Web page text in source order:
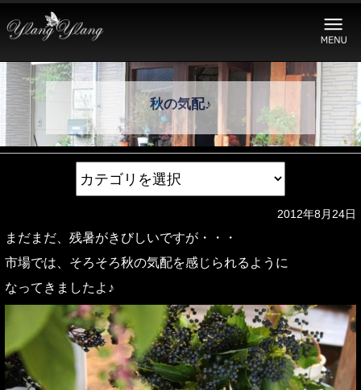
秋の気配♪
2012年8月24日
まだまだ、残暑がきびしいですが・・・
市場では、そろそろ秋の気配を感じられるように
なってきましたよ♪